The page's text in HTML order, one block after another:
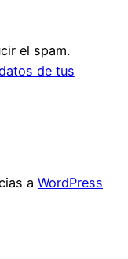
el spam.
de tus
a WordPress